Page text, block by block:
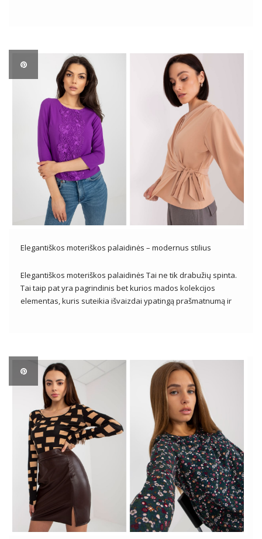
Elegantiškos moteriškos palaidinės – modernus stilius
Elegantiškos moteriškos palaidinės Tai ne tik drabužių spinta.
Tai taip pat yra pagrindinis bet kurios mados kolekcijos
elementas, kuris suteikia išvaizdai ypatingą prašmatnumą ir